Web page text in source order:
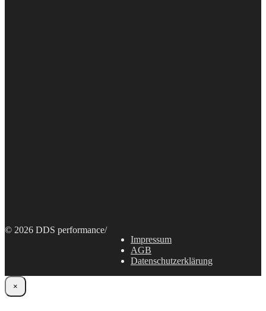
© 2026 DDS performance/
Impressum
AGB
Datenschutzerklärung
×